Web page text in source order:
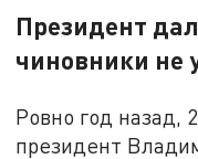
Президент
чиновники не
Ровно год назад,
президент